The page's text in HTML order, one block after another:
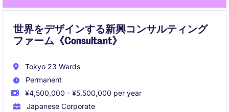
世界をデザインする新興コンサルティング
ファーム《Consultant》
Tokyo 23 Wards
Permanent
¥4,500,000 - ¥5,500,000 per year
Japanese Corporate